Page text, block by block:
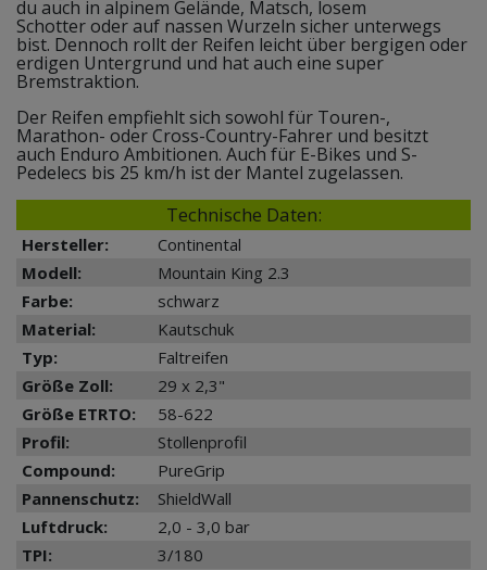
du auch in alpinem Gelände, Matsch, losem
Schotter oder auf nassen Wurzeln sicher unterwegs
bist. Dennoch rollt der Reifen leicht über bergigen oder
erdigen Untergrund und hat auch eine super
Bremstraktion.
Der Reifen empfiehlt sich sowohl für Touren-,
Marathon- oder Cross-Country-Fahrer und besitzt
auch Enduro Ambitionen. Auch für E-Bikes und S-
Pedelecs bis 25 km/h ist der Mantel zugelassen.
Technische Daten:
Hersteller:
Continental
Modell:
Mountain King 2.3
Farbe:
schwarz
Material:
Kautschuk
Typ:
Faltreifen
Größe Zoll:
29 x 2,3"
Größe ETRTO:
58-622
Profil:
Stollenprofil
Compound:
PureGrip
Pannenschutz:
ShieldWall
Luftdruck:
2,0 - 3,0 bar
TPI:
3/180